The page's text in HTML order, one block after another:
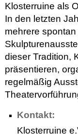
Klosterruine als
In den letzten
mehrere
dieser Tradition,
präsentieren,
regelmäßig
Kontakt:
Klosterruine